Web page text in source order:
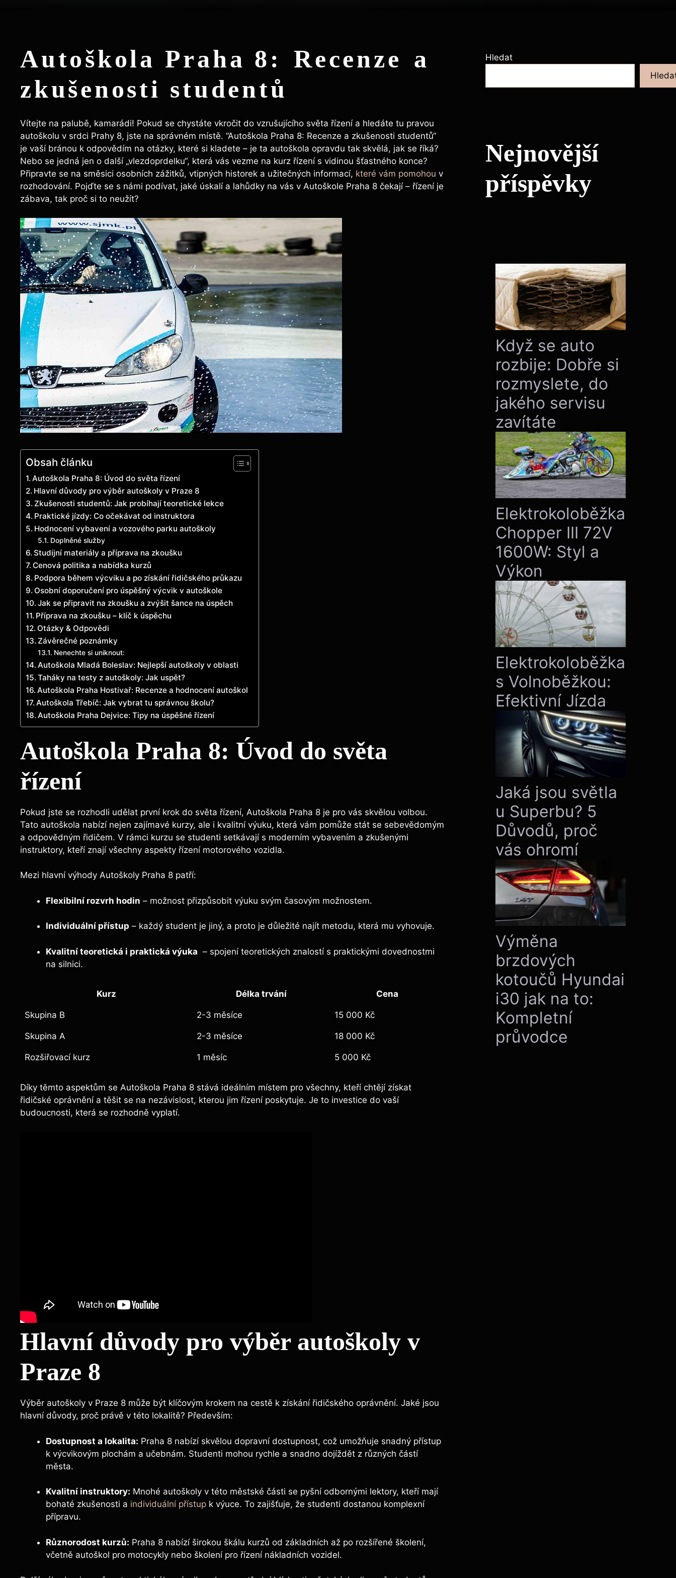
Autoškola ‌Praha 8: ⁣Recenze⁤ a
zkušenosti ‍studentů
Vítejte na palubě, kamarádi! Pokud se chystáte vkročit ⁢do vzrušujícího světa řízení a hledáte tu pravou
autoškolu v ⁢srdci Prahy 8,‌ jste na​ správném‍ místě. ​“Autoškola Praha⁢ 8: Recenze ⁣a ⁢zkušenosti studentů“‍
je vaší bránou k odpovědím na otázky, které si kladete – je ta autoškola opravdu ‌tak skvělá, jak se říká?
Nebo ​se jedná⁤ jen ‌o další⁣ „vlezdoprdelku“, která vás vezme ⁣na kurz řízení s vidinou⁢ šťastného konce?
Připravte ‌se na směsici⁤ osobních zážitků, vtipných historek a​ užitečných informací, které‌ vám ‌pomohou v
rozhodování. Pojďte se s námi podívat, jaké úskalí a lahůdky ​na‍ vás v Autoškole Praha ⁢8 čekají – řízení⁣ je
zábava, tak proč ⁣si to ​neužít?
Obsah článku
Autoškola Praha 8: Úvod do světa řízení
Hlavní důvody pro výběr‍ autoškoly v Praze 8
Zkušenosti studentů: ⁢Jak probíhají teoretické ⁣lekce
Praktické jízdy: Co očekávat​ od instruktora
Hodnocení vybavení a vozového⁣ parku autoškoly
Doplněné služby
Studijní materiály a příprava na zkoušku
Cenová politika a nabídka ‍kurzů
Podpora během výcviku a po‍ získání⁢ řidičského průkazu
Osobní doporučení pro úspěšný⁣ výcvik v ‌autoškole
Jak se připravit‍ na ‌zkoušku⁣ a zvýšit⁤ šance​ na úspěch
Příprava na zkoušku – klíč ‌k úspěchu
Otázky & Odpovědi
Závěrečné poznámky
Nenechte si uniknout:
Autoškola Mladá Boleslav: Nejlepší autoškoly v oblasti
Taháky na testy z autoškoly: Jak uspět?
Autoškola Praha Hostivař: Recenze a hodnocení autoškol
Autoškola Třebíč: Jak vybrat tu správnou školu?
Autoškola Praha Dejvice: Tipy na úspěšné řízení
Autoškola Praha 8: Úvod do světa
řízení
Pokud jste ⁣se rozhodli udělat první krok do světa řízení, Autoškola ⁣Praha 8⁤ je pro vás skvělou volbou.
Tato autoškola nabízí nejen‌ zajímavé kurzy, ‍ale i ‍kvalitní výuku,⁣ která vám‍ pomůže stát se⁣ sebevědomým
a ⁤odpovědným ⁤řidičem. V rámci kurzu se studenti setkávají s moderním⁣ vybavením a zkušenými
instruktory, kteří znají⁤ všechny⁤ aspekty řízení⁣ motorového vozidla.
Mezi⁤ hlavní výhody Autoškoly⁢ Praha 8 patří:
Flexibilní ‍rozvrh hodin – možnost přizpůsobit výuku‍ svým časovým možnostem.
Individuální přístup – každý⁤ student je jiný, ​a‍ proto je důležité najít ⁢metodu, která mu vyhovuje.
Kvalitní teoretická i⁢ praktická‍ výuka ‍ – spojení⁣ teoretických znalostí s praktickými dovednostmi
‌na silnici.
Kurz Délka trvání Cena
Skupina B 2-3‍ měsíce 15 000 Kč
Skupina A 2-3 měsíce 18⁤ 000 Kč
Rozšiřovací kurz 1 měsíc 5 000 Kč
Díky těmto ‌aspektům se Autoškola Praha 8 stává ideálním místem pro všechny, ​kteří ​chtějí získat
řidičské oprávnění⁢ a těšit ⁤se na nezávislost, kterou jim ⁢řízení poskytuje.‌ Je to investice do​ vaší
⁤budoucnosti, která se rozhodně vyplatí.
Hlavní důvody pro výběr‍ autoškoly v
Praze 8
Výběr autoškoly v Praze 8 ⁢může⁢ být klíčovým krokem⁢ na cestě‌ k získání⁢ řidičského oprávnění. Jaké ‍jsou
hlavní důvody, proč právě‍ v této lokalitě? Především:
Dostupnost a lokalita: Praha 8 nabízí skvělou⁣ dopravní dostupnost, což umožňuje ⁤snadný přístup
‌k ⁤výcvikovým plochám ⁢a učebnám. Studenti mohou⁢ rychle a ⁣snadno dojíždět z různých částí
města.
Kvalitní instruktory: Mnohé‍ autoškoly v této městské části se pyšní ‌odbornými lektory, kteří mají
⁢bohaté zkušenosti a ‌ individuální přístup k výuce. To ⁢zajišťuje, že ⁢studenti dostanou‌ komplexní‍
přípravu.
Různorodost kurzů: Praha 8 nabízí širokou škálu ‌kurzů od základních až⁣ po rozšířené školení,
včetně⁤ autoškol pro motocykly ​nebo školení pro řízení⁣ nákladních vozidel.
Hledat
Nejnovější
příspěvky
Když se auto
rozbije: Dobře si
rozmyslete, do
jakého servisu
zavítáte
Elektrokoloběžka
Chopper III 72V
1600W: Styl a
Výkon
Elektrokoloběžka
s Volnoběžkou:
Efektivní Jízda
Jaká jsou světla
u Superbu? 5
Důvodů, proč
vás ohromí
Výměna
brzdových
kotoučů Hyundai
i30 jak na to:
Kompletní
průvodce